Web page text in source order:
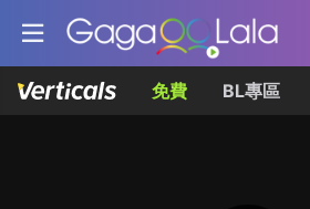
免費 BL專區